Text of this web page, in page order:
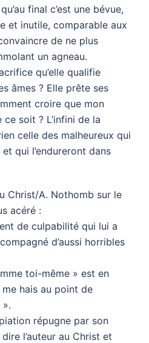
final c’est une bévue,
et inutile, comparable aux
de ne plus
un agneau.
qu’elle qualifie
âmes ? Elle prête ses
croire que mon
soit ? L’infini de la
celle des malheureux qui
qui l’endureront dans
Christ/A. Nothomb sur le
acéré :
de culpabilité qui lui a
d’aussi horribles
toi-même » est en
hais au point de
répugne par son
l’auteur au Christ et